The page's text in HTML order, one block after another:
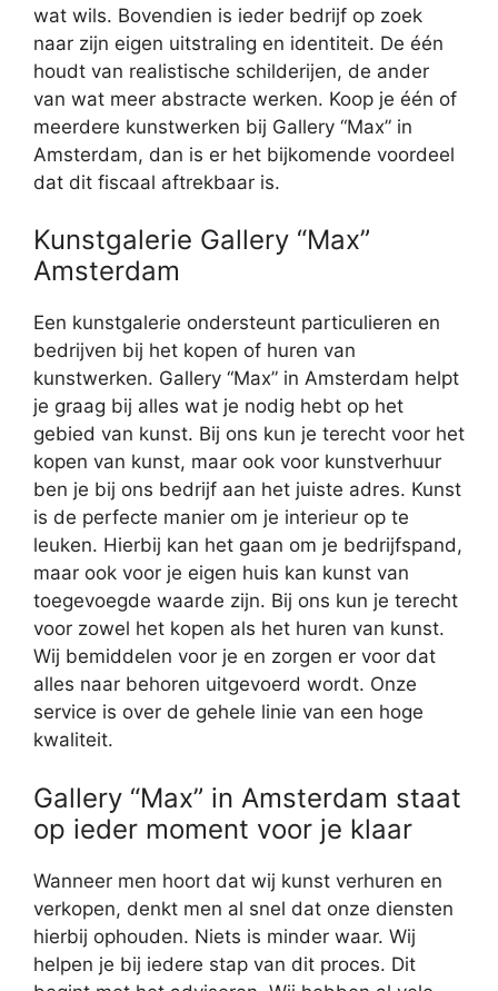
wat wils. Bovendien is ieder bedrijf op zoek
naar zijn eigen uitstraling en identiteit. De één
houdt van realistische schilderijen, de ander
van wat meer abstracte werken. Koop je één of
meerdere kunstwerken bij Gallery “Max” in
Amsterdam, dan is er het bijkomende voordeel
dat dit fiscaal aftrekbaar is.
Kunstgalerie Gallery “Max”
Amsterdam
Een kunstgalerie ondersteunt particulieren en
bedrijven bij het kopen of huren van
kunstwerken. Gallery “Max” in Amsterdam helpt
je graag bij alles wat je nodig hebt op het
gebied van kunst. Bij ons kun je terecht voor het
kopen van kunst, maar ook voor kunstverhuur
ben je bij ons bedrijf aan het juiste adres. Kunst
is de perfecte manier om je interieur op te
leuken. Hierbij kan het gaan om je bedrijfspand,
maar ook voor je eigen huis kan kunst van
toegevoegde waarde zijn. Bij ons kun je terecht
voor zowel het kopen als het huren van kunst.
Wij bemiddelen voor je en zorgen er voor dat
alles naar behoren uitgevoerd wordt. Onze
service is over de gehele linie van een hoge
kwaliteit.
Gallery “Max” in Amsterdam staat
op ieder moment voor je klaar
Wanneer men hoort dat wij kunst verhuren en
verkopen, denkt men al snel dat onze diensten
hierbij ophouden. Niets is minder waar. Wij
helpen je bij iedere stap van dit proces. Dit